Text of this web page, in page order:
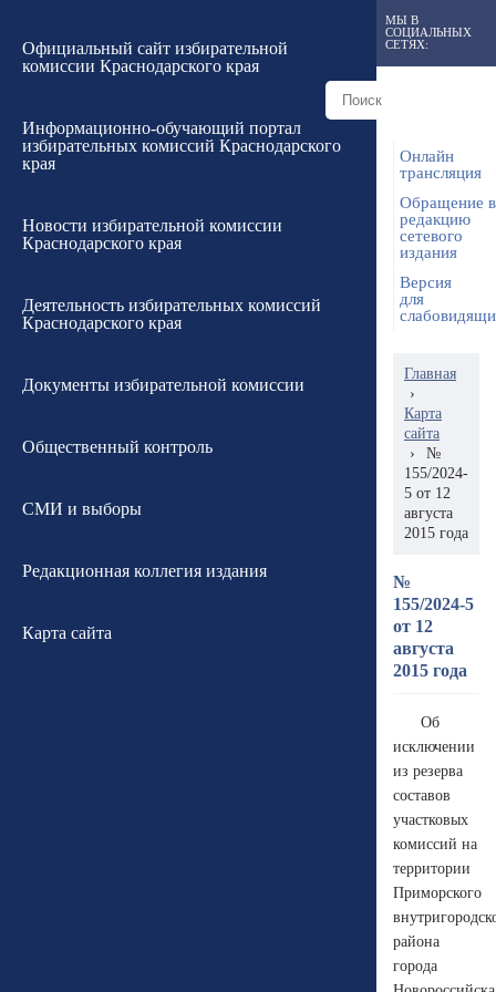
Официальный сайт избирательной
комиссии Краснодарского края
Информационно-обучающий портал
избирательных комиссий Краснодарского
края
Новости избирательной комиссии
Краснодарского края
Деятельность избирательных комиссий
Краснодарского края
Документы избирательной комиссии
Общественный контроль
СМИ и выборы
Редакционная коллегия издания
Карта сайта
МЫ В
СОЦИАЛЬНЫХ
СЕТЯХ:
Онлайн
трансляция
Обращение в
редакцию
сетевого
издания
Версия
для
Главная
›
Карта
сайта
›
№
155/2024-
5 от 12
августа
2015 года
№
155/2024-5
от 12
августа
2015 года
Об
исключении
из резерва
составов
участковых
комиссий на
территории
Приморского
района
города